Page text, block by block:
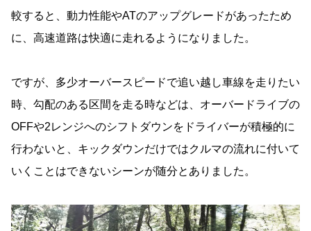
較すると、動力性能やATのアップグレードがあったため
に、高速道路は快適に走れるようになりました。
ですが、多少オーバースピードで追い越し車線を走りたい
時、勾配のある区間を走る時などは、オーバードライブの
OFFや2レンジへのシフトダウンをドライバーが積極的に
行わないと、キックダウンだけではクルマの流れに付いて
いくことはできないシーンが随分とありました。